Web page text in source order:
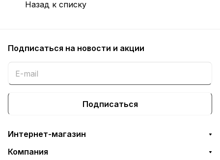
Назад к списку
Подписаться на новости и акции
Подписаться
Интернет-магазин
Компания